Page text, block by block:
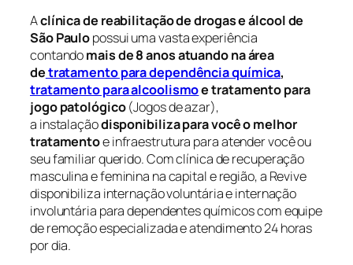
Aclínica de reabilitação de drogas e álcool de
São Paulopossui uma vasta experiência
contandomais de 8 anos atuando na área
detratamento para dependência química,
tratamento para alcoolismoe tratamento para
jogo patológico(Jogos de azar),
a instalaçãodisponibiliza para você o melhor
tratamentoe infraestrutura para atender você ou
seu familiar querido. Com clínica de recuperação
masculina e feminina na capital e região, a Revive
disponibiliza internação voluntária e internação
involuntária para dependentes químicos com equipe
de remoção especializada e atendimento 24 horas
por dia.